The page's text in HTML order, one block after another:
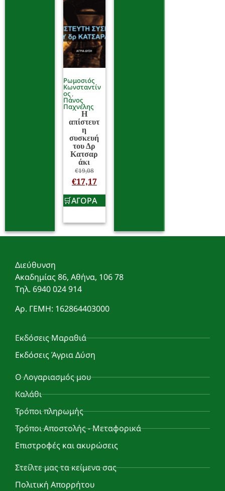
Ρωμοσιός
Κωνσταντίν
ος
Πάνος
Παχνέλης
Η
απίστευτ
η
συσκευή
του Δρ
Κατσαρ
άκι
€19,08
€17,17
ΑΓΟΡΑ
Διεύθυνση
Ακαδημίας 86, Αθήνα, 106 78
Τηλ. 6940 024 914
Αρ. ΓΕΜΗ: 162864403000
Εκδόσεις Μαραθιά
Εκδόσεις Άγρια Δύση
Ο Λογαριασμός μου
Καλάθι
Τρόποι πληρωμής
Τρόποι Αποστολής - Μεταφορικά
Επιστροφές και ακυρώσεις
Στείλτε μας τα κείμενα σας
Πολιτική Απορρήτου